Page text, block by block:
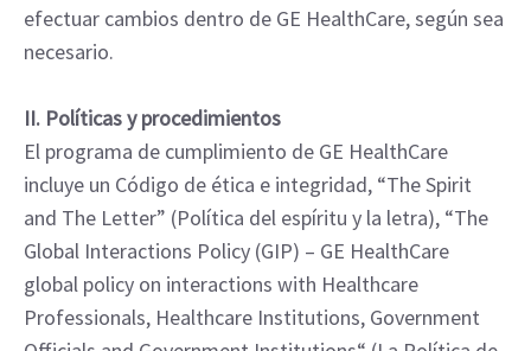
efectuar cambios dentro de GE HealthCare, según sea
necesario.
II. Políticas y procedimientos
El programa de cumplimiento de GE HealthCare
incluye un Código de ética e integridad, “The Spirit
and The Letter” (Política del espíritu y la letra), “The
Global Interactions Policy (GIP) – GE HealthCare
global policy on interactions with Healthcare
Professionals, Healthcare Institutions, Government